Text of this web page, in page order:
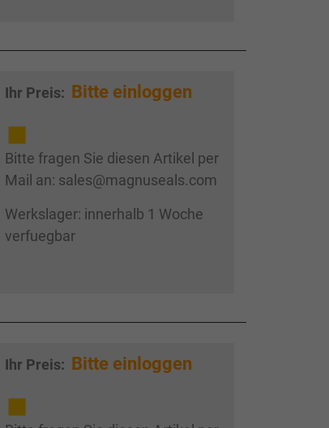
Ihr Preis: Bitte einloggen
Bitte fragen Sie diesen Artikel per
Mail an: sales@magnuseals.com
Werkslager: innerhalb 1 Woche
verfuegbar
Ihr Preis: Bitte einloggen